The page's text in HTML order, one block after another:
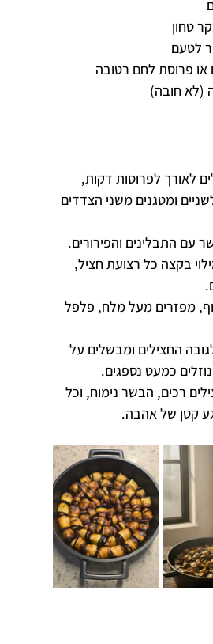
לטעם
או פרוסת לחם רטובה
(לא חובה)
לאורך לפרוסות דקות,
ומטגנים משני הצדדים
עם התבלינים והפירורים.
בקצה כל רצועת חציל,
מפזרים מעל מלח, פלפל
החצילים ומבשלים על
כמעט נספגים.
רכים, הבשר נימוח, וכל
קטן של אהבה.